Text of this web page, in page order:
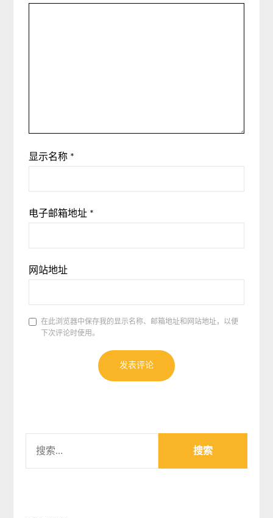
显示名称 *
电子邮箱地址 *
网站地址
在此浏览器中保存我的显示名称、邮箱地址和网站地址，以便
下次评论时使用。
索：